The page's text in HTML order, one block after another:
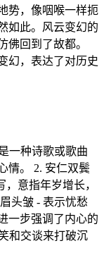
势，像咽喉一样扼
如此。风云变幻的
佛回到了故都。
幻，表达了对历史
一种诗歌或歌曲
情。 2. 安仁双鬓
意指年岁增长，
头皱 - 表示忧愁
一步强调了内心的
和交谈来打破沉